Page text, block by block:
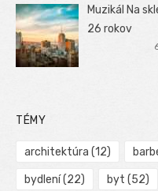
Muzikál Na
26 rokov
TÉMY
architektúra (12)
bydlení(22) byt (52)